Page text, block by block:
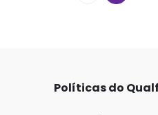
Políticas do